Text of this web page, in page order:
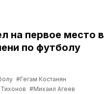
на первое место в
по футболу
#Гегам Костанян
#Михаил Агеев